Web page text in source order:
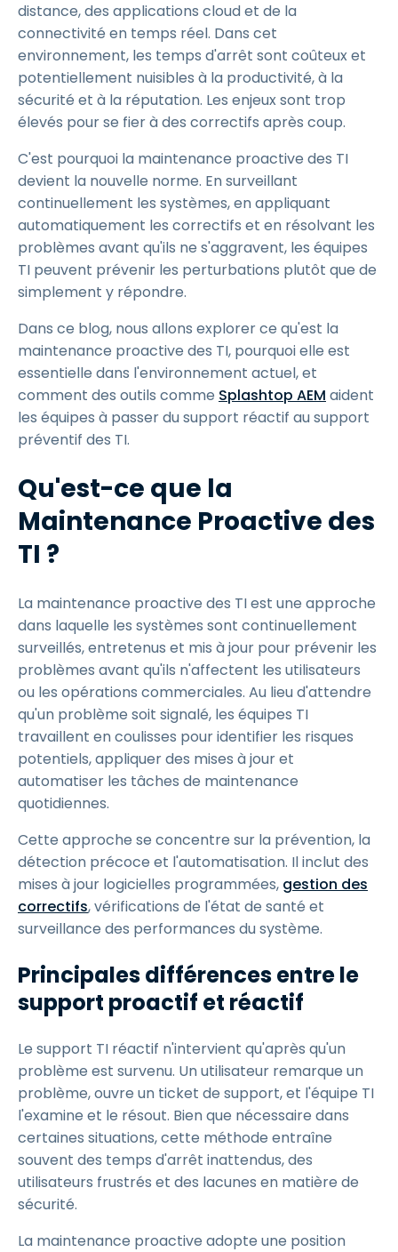
distance, des applications cloud et de la
connectivité en temps réel. Dans cet
environnement, les temps d'arrêt sont coûteux et
potentiellement nuisibles à la productivité, à la
sécurité et à la réputation. Les enjeux sont trop
élevés pour se fier à des correctifs après coup.
C'est pourquoi la maintenance proactive des TI
devient la nouvelle norme. En surveillant
continuellement les systèmes, en appliquant
automatiquement les correctifs et en résolvant les
problèmes avant qu'ils ne s'aggravent, les équipes
TI peuvent prévenir les perturbations plutôt que de
simplement y répondre.
Dans ce blog, nous allons explorer ce qu'est la
maintenance proactive des TI, pourquoi elle est
essentielle dans l'environnement actuel, et
comment des outils comme Splashtop AEM aident
les équipes à passer du support réactif au support
préventif des TI.
Qu'est-ce que la
Maintenance Proactive des
TI ?
La maintenance proactive des TI est une approche
dans laquelle les systèmes sont continuellement
surveillés, entretenus et mis à jour pour prévenir les
problèmes avant qu'ils n'affectent les utilisateurs
ou les opérations commerciales. Au lieu d'attendre
qu'un problème soit signalé, les équipes TI
travaillent en coulisses pour identifier les risques
potentiels, appliquer des mises à jour et
automatiser les tâches de maintenance
quotidiennes.
Cette approche se concentre sur la prévention, la
détection précoce et l'automatisation. Il inclut des
mises à jour logicielles programmées, gestion des
correctifs, vérifications de l'état de santé et
surveillance des performances du système.
Principales différences entre le
support proactif et réactif
Le support TI réactif n'intervient qu'après qu'un
problème est survenu. Un utilisateur remarque un
problème, ouvre un ticket de support, et l'équipe TI
l'examine et le résout. Bien que nécessaire dans
certaines situations, cette méthode entraîne
souvent des temps d'arrêt inattendus, des
utilisateurs frustrés et des lacunes en matière de
sécurité.
La maintenance proactive adopte une position